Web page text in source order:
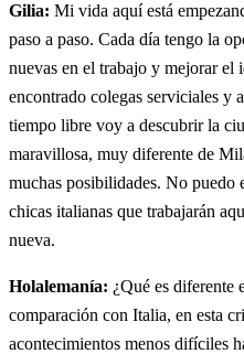
Gilia: Mi vida aquí está
paso a paso. Cada día tengo la
nuevas en el trabajo y mejorar el
encontrado colegas serviciales y
tiempo libre voy a descubrir la
maravillosa, muy diferente de
muchas posibilidades. No puedo
chicas italianas que trabajarán
nueva.
Holalemanía: ¿Qué es diferente
comparación con Italia, en esta
acontecimientos menos difíciles